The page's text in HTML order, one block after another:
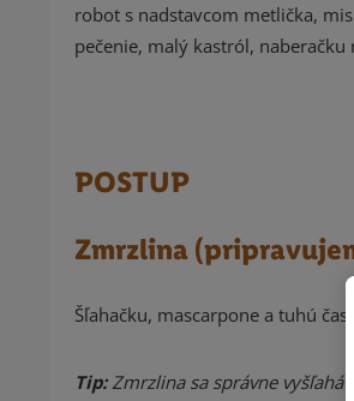
robot s nadstavcom metlička,
pečenie, malý kastról, naberačku
POSTUP
Zmrzlina
Šľahačku, mascarpone a tuhú
Tip: Zmrzlina sa správne